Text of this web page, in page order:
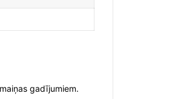
gadījumiem.